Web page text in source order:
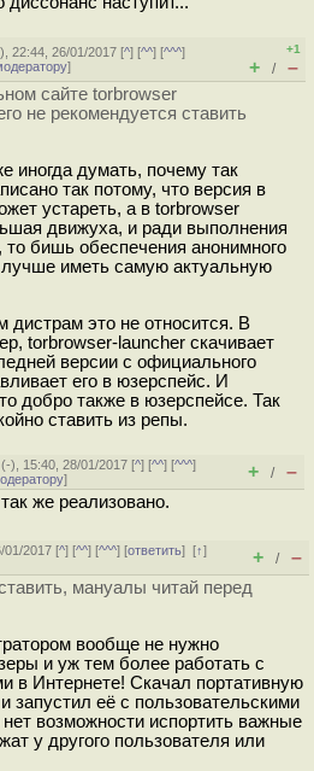
), 22:44, 26/01/2017 [^] [^^] [^^^]
]
+1
+ / –
сайте torbrowser
не рекомендуется ставить
иногда думать, почему так
так потому, что версия в
устареть, а в torbrowser
движуха, и ради выполнения
то бишь обеспечения анонимного
иметь самую актуальную
дистрам это не относится. В
torbrowser-launcher скачивает
версии с официального
его в юзерспейс. И
добро также в юзерспейсе. Так
ставить из репы.
(-), 15:40, 28/01/2017 [^] [^^] [^^^]
] + / –
же реализовано.
01/2017 [^] [^^] [^^^] [ответить][↑]
+ / –
мануалы читай перед
вообще не нужно
и уж тем более работать с
в Интернете! Скачал портативную
запустил её с пользовательскими
возможности испортить важные
у другого пользователя или